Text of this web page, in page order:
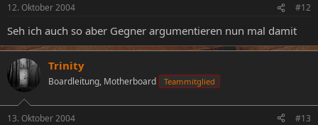
12. Oktober 2004 #12
Seh ich auch so aber Gegner argumentieren nun mal damit
Trinity
Boardleitung, Motherboard Teammitglied
13. Oktober 2004 #13